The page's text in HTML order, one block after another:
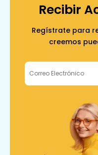
Recibir
Regístrate para
creemos